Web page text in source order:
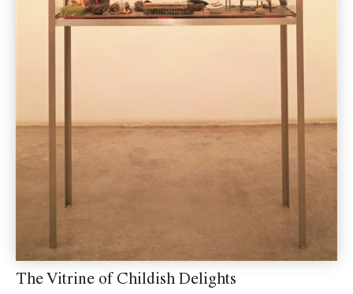
The Vitrine of Childish Delights